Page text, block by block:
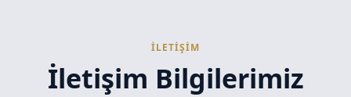
İLETİŞİM
İletişim Bilgilerimiz